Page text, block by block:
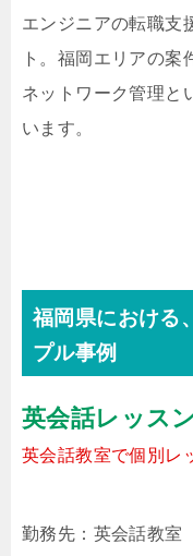
エンジニアの転職支
ト。福岡エリアの案
ネットワーク管理と
います。
福岡県における
プル事例
英会話レッス
英会話教室で個別レ
勤務先：英会話教室